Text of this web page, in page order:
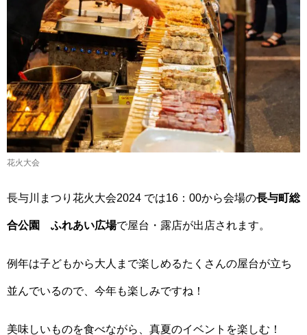
花火大会
長与川まつり花火大会2024 では16：00から会場の長与町総
合公園 ふれあい広場で屋台・露店が出店されます。
例年は子どもから大人まで楽しめるたくさんの屋台が立ち
並んでいるので、今年も楽しみですね！
美味しいものを食べながら、真夏のイベントを楽しむ！